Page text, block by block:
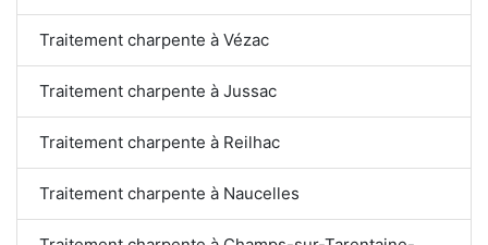
Traitement charpente à Vézac
Traitement charpente à Jussac
Traitement charpente à Reilhac
Traitement charpente à Naucelles